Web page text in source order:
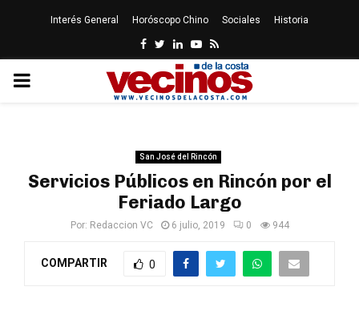
Interés General Horóscopo Chino Sociales Historia
Facebook
Twitter
LinkedinYoutube
Rss
PRIMARY
San José del Rincón
Servicios Públicos en Rincón por el
Feriado Largo
Por: Redaccion VC 6 julio, 2019 0 944
COMPARTIR 0